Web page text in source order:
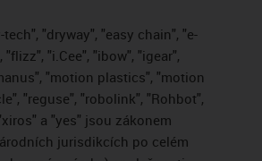
"dryway", "easy chain", "e-
"i.Cee", "ibow", "igear",
"motion plastics", "motion
"reguse", "robolink", "Rohbot",
a "yes" jsou zákonem
jurisdikcích po celém